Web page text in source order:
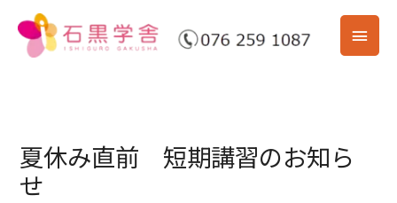
メ
イ
ニ
夏休み直前 短期講習のお知ら
せ